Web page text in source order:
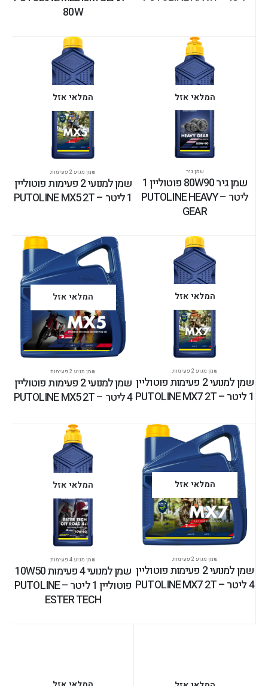
80W
המלאי אזל
שמן גיר
שמן גיר 80W90 פוטוליין 1
ליטר – PUTOLINE HEAVY
GEAR
המלאי אזל
שמן מנוע 2 פעימות
שמן למנועי 2 פעימות פוטוליין
1 ליטר – PUTOLINE MX5 2T
המלאי אזל
שמן מנוע 2 פעימות
שמן למנועי 2 פעימות פוטוליין
1 ליטר – PUTOLINE MX7 2T
המלאי אזל
שמן מנוע 2 פעימות
שמן למנועי 2 פעימות פוטוליין
4 ליטר – PUTOLINE MX5 2T
המלאי אזל
שמן מנוע 2 פעימות
שמן למנועי 2 פעימות פוטוליין
4 ליטר – PUTOLINE MX7 2T
המלאי אזל
שמן מנוע 4 פעימות
שמן למנועי 4 פעימות 10W50
פוטוליין 1 ליטר – PUTOLINE
ESTER TECH